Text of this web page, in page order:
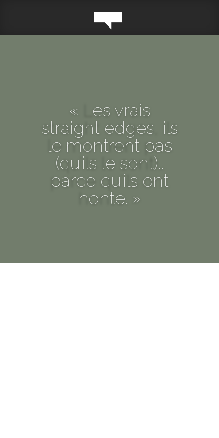
« Les vrais
straight edges, ils
le montrent pas
(qu’ils le sont)…
parce qu’ils ont
honte. »